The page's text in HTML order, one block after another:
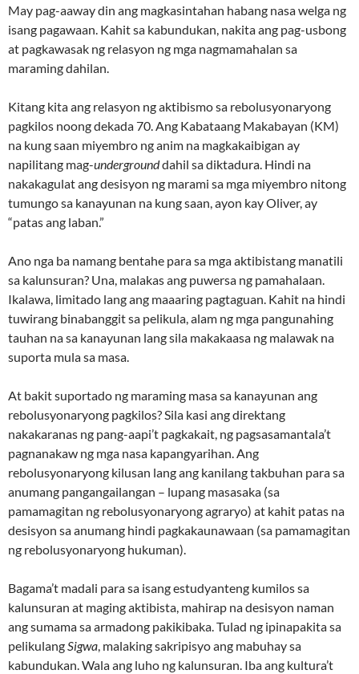
May pag-aaway din ang magkasintahan habang nasa welga ng
isang pagawaan. Kahit sa kabundukan, nakita ang pag-usbong
at pagkawasak ng relasyon ng mga nagmamahalan sa
maraming dahilan.
Kitang kita ang relasyon ng aktibismo sa rebolusyonaryong
pagkilos noong dekada 70. Ang Kabataang Makabayan (KM)
na kung saan miyembro ng anim na magkakaibigan ay
napilitang mag-undergrounddahil sa diktadura. Hindi na
nakakagulat ang desisyon ng marami sa mga miyembro nitong
tumungo sa kanayunan na kung saan, ayon kay Oliver, ay
“patas ang laban.”
Ano nga ba namang bentahe para sa mga aktibistang manatili
sa kalunsuran? Una, malakas ang puwersa ng pamahalaan.
Ikalawa, limitado lang ang maaaring pagtaguan. Kahit na hindi
tuwirang binabanggit sa pelikula, alam ng mga pangunahing
tauhan na sa kanayunan lang sila makakaasa ng malawak na
suporta mula sa masa.
At bakit suportado ng maraming masa sa kanayunan ang
rebolusyonaryong pagkilos? Sila kasi ang direktang
nakakaranas ng pang-aapi’t pagkakait, ng pagsasamantala’t
pagnanakaw ng mga nasa kapangyarihan. Ang
rebolusyonaryong kilusan lang ang kanilang takbuhan para sa
anumang pangangailangan – lupang masasaka (sa
pamamagitan ng rebolusyonaryong agraryo) at kahit patas na
desisyon sa anumang hindi pagkakaunawaan (sa pamamagitan
ng rebolusyonaryong hukuman).
Bagama’t madali para sa isang estudyanteng kumilos sa
kalunsuran at maging aktibista, mahirap na desisyon naman
ang sumama sa armadong pakikibaka. Tulad ng ipinapakita sa
pelikulangSigwa, malaking sakripisyo ang mabuhay sa
kabundukan. Wala ang luho ng kalunsuran. Iba ang kultura’t